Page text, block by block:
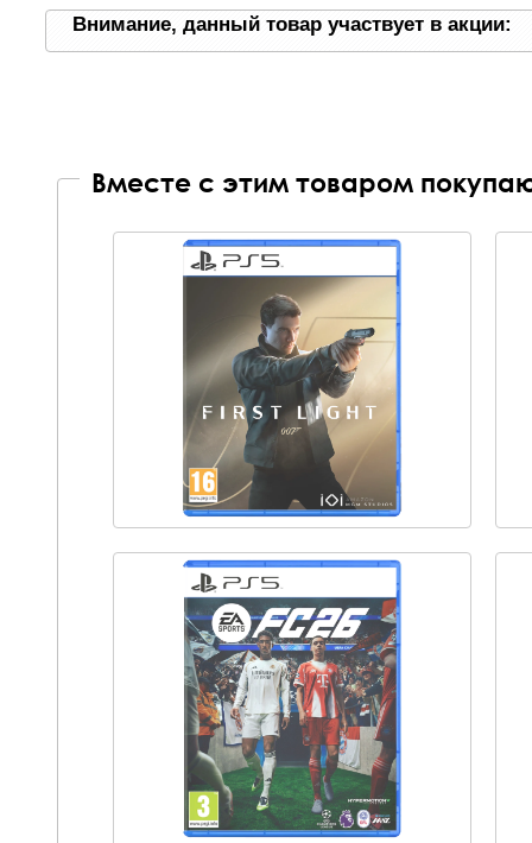
Внимание, данный товар участвует в акции:
Вместе с этим товаром